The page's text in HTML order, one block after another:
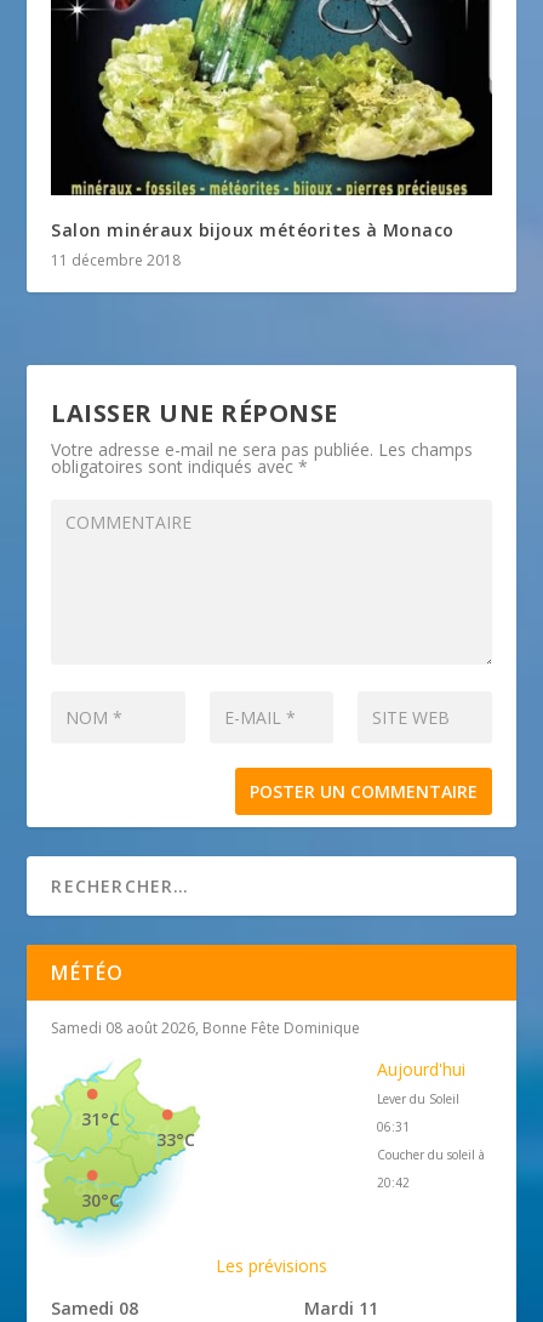
Salon minéraux bijoux météorites à Monaco
11 décembre 2018
LAISSER UNE RÉPONSE
Votre adresse e-mail ne sera pas publiée. Les champs
obligatoires sont indiqués avec*
MÉTÉO
Samedi 08 août 2026, Bonne Fête Dominique
33°C
31°C
30°C
Aujourd'hui
Lever du Soleil
06:31
Coucher du soleil à
20:42
Les prévisions
Samedi 08
Mardi 11